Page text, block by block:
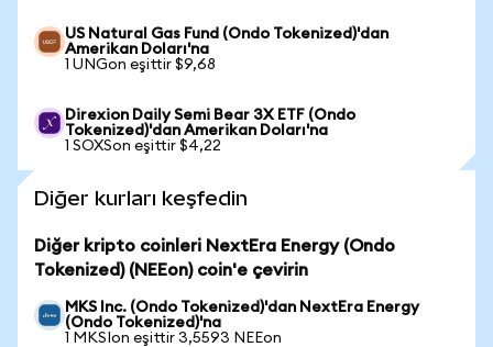
US Natural Gas Fund (Ondo Tokenized)'dan
Amerikan Doları'na
1 UNGon eşittir $9,68
Direxion Daily Semi Bear 3X ETF (Ondo
Tokenized)'dan Amerikan Doları'na
1 SOXSon eşittir $4,22
Diğer kurları keşfedin
Diğer kripto coinleri NextEra Energy (Ondo
Tokenized) (NEEon) coin'e çevirin
MKS Inc. (Ondo Tokenized)'dan NextEra Energy
(Ondo Tokenized)'na
1 MKSIon eşittir 3,5593 NEEon